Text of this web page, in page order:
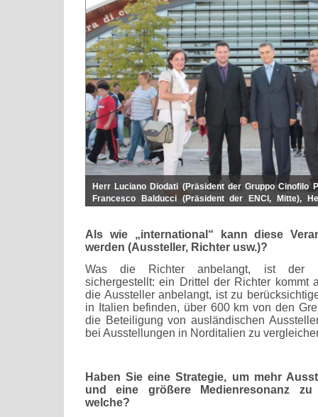
Herr Luciano Diodati (Präsident der Gruppo Cinofilo
Francesco Balducci (Präsident der ENCI, Mitte),
Als wie „international“ kann diese
werden (Aussteller, Richter usw.)?
Was die Richter anbelangt, ist der
sichergestellt: ein Drittel der Richter kommt
die Aussteller anbelangt, ist zu
in Italien befinden, über 600 km von den
die Beteiligung von ausländischen
bei Ausstellungen in Norditalien zu
Haben Sie eine Strategie, um mehr
und eine größere Medienresonanz
welche?